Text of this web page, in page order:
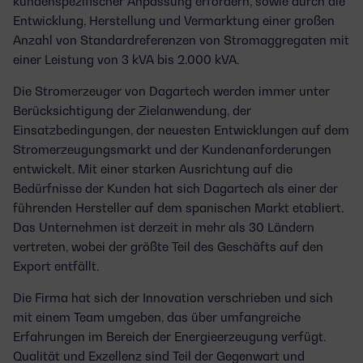
Entwicklung, Herstellung und Vermarktung einer großen
Anzahl von Standardreferenzen von Stromaggregaten mit
einer Leistung von 3 kVA bis 2.000 kVA.
Die Stromerzeuger von Dagartech werden immer unter
Berücksichtigung der Zielanwendung, der
Einsatzbedingungen, der neuesten Entwicklungen auf dem
Stromerzeugungsmarkt und der Kundenanforderungen
entwickelt. Mit einer starken Ausrichtung auf die
Bedürfnisse der Kunden hat sich Dagartech als einer der
führenden Hersteller auf dem spanischen Markt etabliert.
Das Unternehmen ist derzeit in mehr als 30 Ländern
vertreten, wobei der größte Teil des Geschäfts auf den
Export entfällt.
Die Firma hat sich der Innovation verschrieben und sich
mit einem Team umgeben, das über umfangreiche
Erfahrungen im Bereich der Energieerzeugung verfügt.
Qualität und Exzellenz sind Teil der Gegenwart und